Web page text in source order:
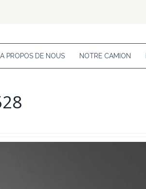
A PROPOS DE NOUS NOTRE CAMION